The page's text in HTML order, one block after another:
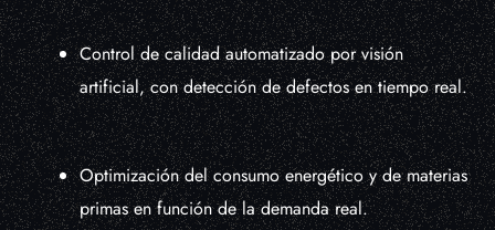
Control de calidad automatizado por visión
artificial, con detección de defectos en tiempo real.
Optimización del consumo energético y de materias
primas en función de la demanda real.